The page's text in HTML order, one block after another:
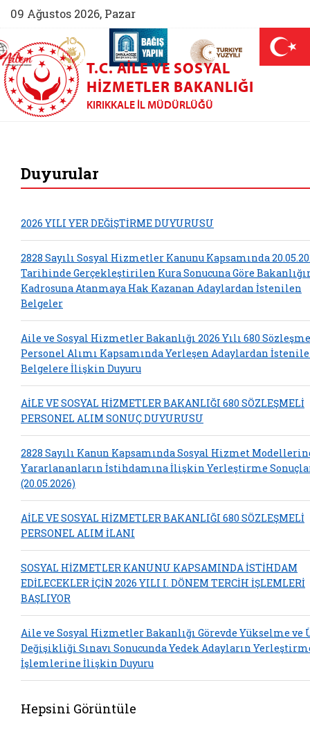
09 Ağustos 2026, Pazar
(yeni sekmede açılır)
AİLEM İletişim Merkezi (yeni sekmede açılır)
Aile ve Nüfus On Yılı (yeni sekmede açılır)
Darülaceze bağış sayfası (yeni
T.C. AILE VE SOSYAL
HIZMETLER BAKANLIĞI
KIRIKKALE İL MÜDÜRLÜĞÜ
Duyurular
2026 YILI YER DEĞİŞTİRME DUYURUSU
2828 Sayılı Sosyal Hizmetler Kanunu Kapsamında
Tarihinde Gerçekleştirilen Kura Sonucuna Göre
Kadrosuna Atanmaya Hak Kazanan Adaylardan İstenilen
Belgeler
Aile ve Sosyal Hizmetler Bakanlığı 2026 Yılı 680
Personel Alımı Kapsamında Yerleşen Adaylardan
Belgelere İlişkin Duyuru
AİLE VE SOSYAL HİZMETLER BAKANLIĞI 680 SÖZLEŞMELİ
PERSONEL ALIM SONUÇ DUYURUSU
2828 Sayılı Kanun Kapsamında Sosyal Hizmet
Yararlananların İstihdamına İlişkin Yerleştirme
(20.05.2026)
AİLE VE SOSYAL HİZMETLER BAKANLIĞI 680 SÖZLEŞMELİ
PERSONEL ALIM İLANI
SOSYAL HİZMETLER KANUNU KAPSAMINDA İSTİHDAM
EDİLECEKLER İÇİN 2026 YILI I. DÖNEM TERCİH İŞLEMLERİ
BAŞLIYOR
Aile ve Sosyal Hizmetler Bakanlığı Görevde Yükselme ve
Değişikliği Sınavı Sonucunda Yedek Adayların
İşlemlerine İlişkin Duyuru
Hepsini Görüntüle